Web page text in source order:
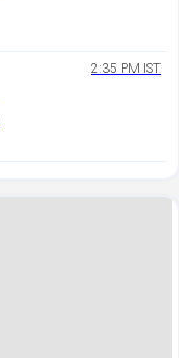
2:35 PM IST